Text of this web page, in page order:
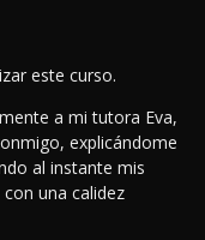
este curso.
a mi tutora Eva,
explicándome
al instante mis
una calidez